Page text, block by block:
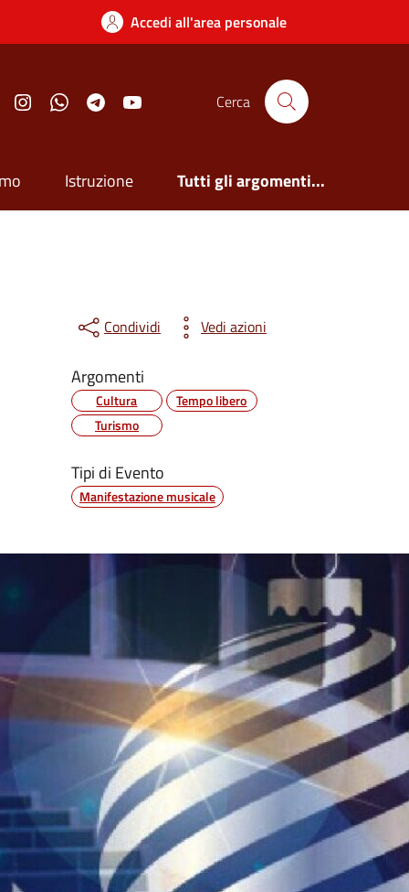
Accedi all'area personale
InstagramWhatsappTelegram Cerca
Istruzione Tutti gli argomenti...
Condividi Vedi azioni
Argomenti
Cultura
Tempo libero
Turismo
Tipi di Evento
Manifestazione musicale